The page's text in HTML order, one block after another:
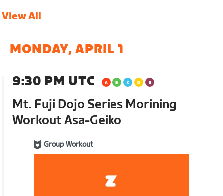
View All
MONDAY, APRIL 1
9:30 PM UTC
Mt. Fuji Dojo Series Morining
Workout Asa-Geiko
Group Workout